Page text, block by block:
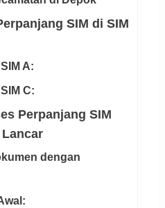
SIM di SIM
A:
C:
Perpanjang SIM
dengan